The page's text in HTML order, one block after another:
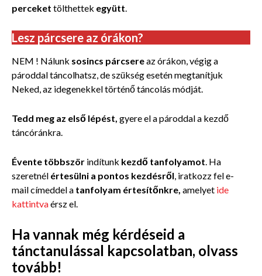
perceket tölthettek együtt.
Lesz párcsere az órákon?
NEM ! Nálunk sosincs párcsereaz órákon, végig a
pároddal táncolhatsz, de szükség esetén megtanítjuk
Neked, az idegenekkel történő táncolás módját.
Tedd meg az első lépést, gyere el a pároddal a kezdő
táncóránkra.
Évente többször indítunk kezdő tanfolyamot. Ha
szeretnél értesülni a pontos kezdésről, iratkozz fel e-
mail címeddel a tanfolyam értesítőnkre, amelyet ide
kattintvaérsz el.
Ha vannak még kérdéseid a
tánctanulással kapcsolatban, olvass
tovább!